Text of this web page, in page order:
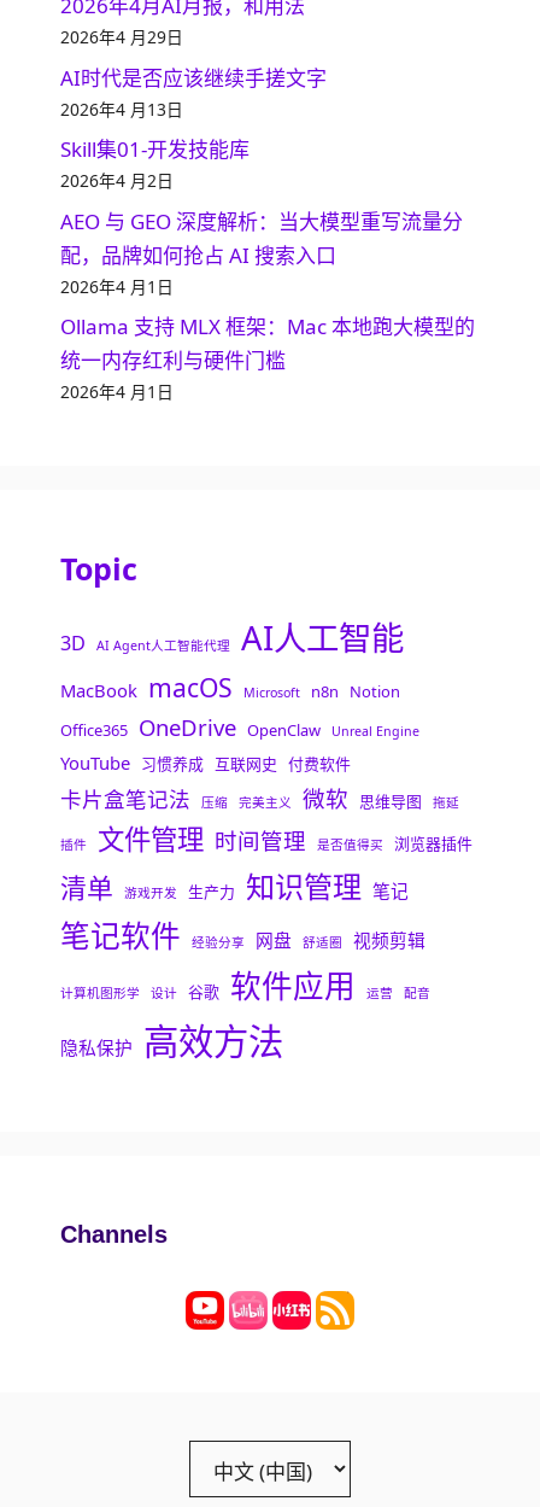
2026年4 月29日
AI时代是否应该继续手搓文字
2026年4 月13日
Skill集01-开发技能库
2026年4 月2日
AEO 与 GEO 深度解析：当大模型重写流量分
配，品牌如何抢占 AI 搜索入口
2026年4 月1日
Ollama 支持 MLX 框架：Mac 本地跑大模型的
统一内存红利与硬件门槛
2026年4 月1日
Topic
3D AI Agent人工智能代理 AI人工智能
MacBook macOS Microsoft n8n
Notion
Office365 OneDrive OpenClaw Unreal Engine
YouTube 习惯养成 互联网史 付费软件
卡片盒笔记法 压缩 完美主义 微软 思维导图 拖延
插件 文件管理 时间管理 是否值得买 浏览器插件
清单 游戏开发 生产力 知识管理 笔记
笔记软件 经验分享 网盘 舒适圈 视频剪辑
计算机图形学 设计 谷歌 软件应用 运营 配音
隐私保护 高效方法
Channels